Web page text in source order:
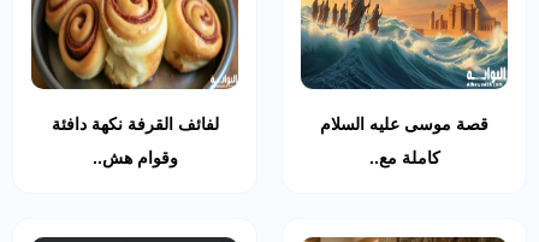
قصة موسى عليه السلام
كاملة مع..
لفائف القرفة نكهة دافئة
وقوام هش..